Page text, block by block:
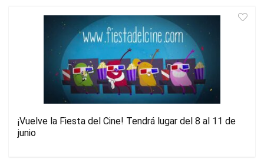
¡Vuelve la Fiesta del Cine! Tendrá lugar del 8 al 11 de
junio